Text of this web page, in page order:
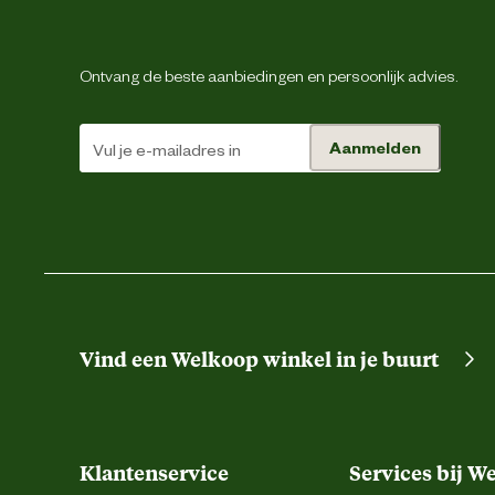
Verstevigingen
Ontvang de beste aanbiedingen en persoonlijk advies.
Aanmelden
Vind een Welkoop winkel in je buurt
Klantenservice Services bij